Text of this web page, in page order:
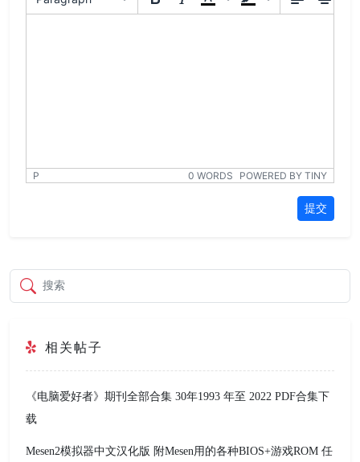
P 0 WORDS POWERED BY TINY
提交
搜索
相关帖子
《电脑爱好者》期刊全部合集 30年1993 年至 2022 PDF合集下
载
Mesen2模拟器中文汉化版 附Mesen用的各种BIOS+游戏ROM 任